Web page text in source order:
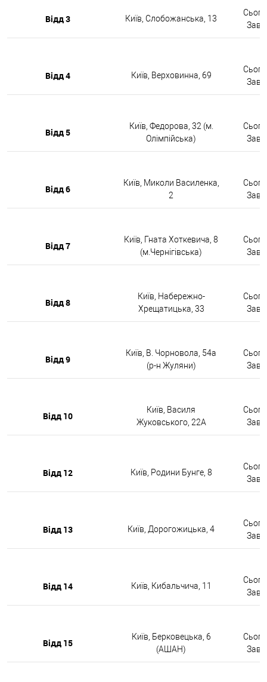
Відд 3 Київ, Слобожанська, 13
Відд 4 Київ, Верховинна, 69
Відд 5
Київ, Федорова, 32 (м.
Олімпійська)
Відд 6
Київ, Миколи Василенка,
2
Відд 7
Київ, Гната Хоткевича, 8
(м.Чернігівська)
Відд 8
Київ, Набережно-
Хрещатицька, 33
Відд 9
Київ, В. Чорновола, 54а
(р-н Жуляни)
Відд 10
Київ, Василя
Жуковського, 22А
Відд 12 Київ, Родини Бунге, 8
Відд 13 Київ, Дорогожицька, 4
Відд 14 Київ, Кибальчича, 11
Відд 15
Київ, Берковецька, 6
(АШАН)